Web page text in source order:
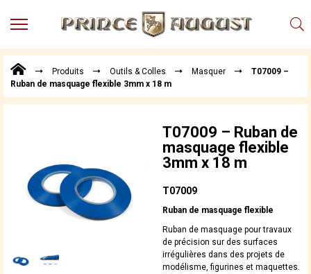
MENU
Points
de
Vente
Téléchargements
Techniques,
trucs et
Produits Outils & Colles Masquer
T07009 –
Ruban de masquage flexible 3mm x 18 m
T07009 – Ruban de
masquage flexible
3mm x 18 m
T07009
Ruban de masquage flexible
Ruban de masquage pour travaux
de précision sur des surfaces
irrégulières dans des projets de
modélisme, figurines et maquettes.